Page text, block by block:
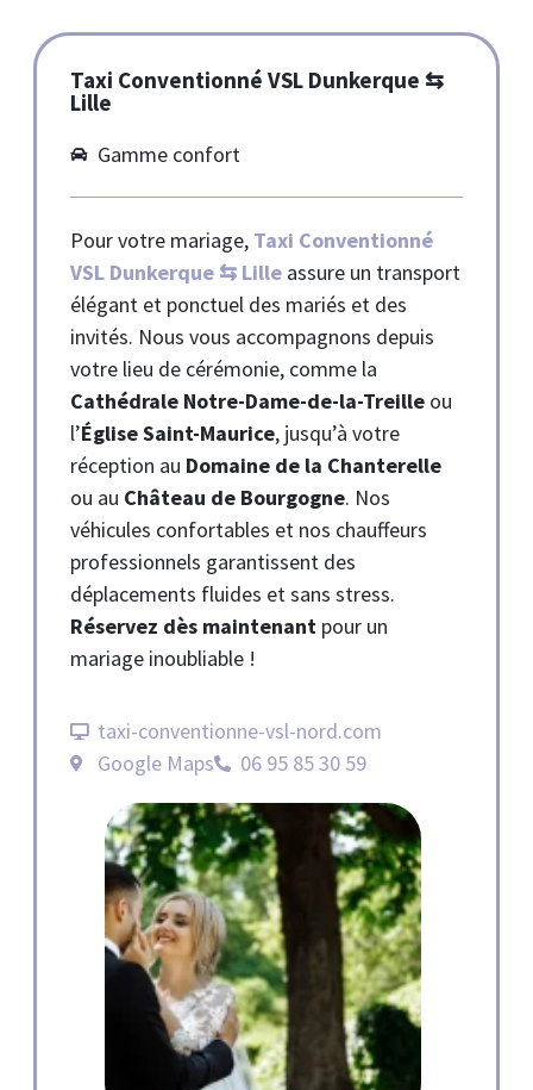
Taxi Conventionné VSL Dunkerque ⇆
Lille
Gamme confort
Pour votre mariage, Taxi Conventionné
VSL Dunkerque ⇆ Lille assure un transport
élégant et ponctuel des mariés et des
invités. Nous vous accompagnons depuis
votre lieu de cérémonie, comme la
Cathédrale Notre-Dame-de-la-Treille ou
l’Église Saint-Maurice, jusqu’à votre
réception au Domaine de la Chanterelle
ou au Château de Bourgogne. Nos
véhicules confortables et nos chauffeurs
professionnels garantissent des
déplacements fluides et sans stress.
Réservez dès maintenant pour un
mariage inoubliable !
taxi-conventionne-vsl-nord.com
Google Maps
06 95 85 30 59